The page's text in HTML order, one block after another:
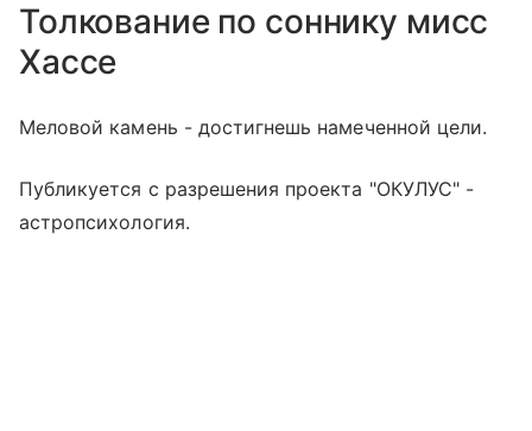
Толкование по соннику мисс
Хассе
Меловой камень - достигнешь намеченной цели.
Публикуется с разрешения проекта "ОКУЛУС" -
астропсихология.